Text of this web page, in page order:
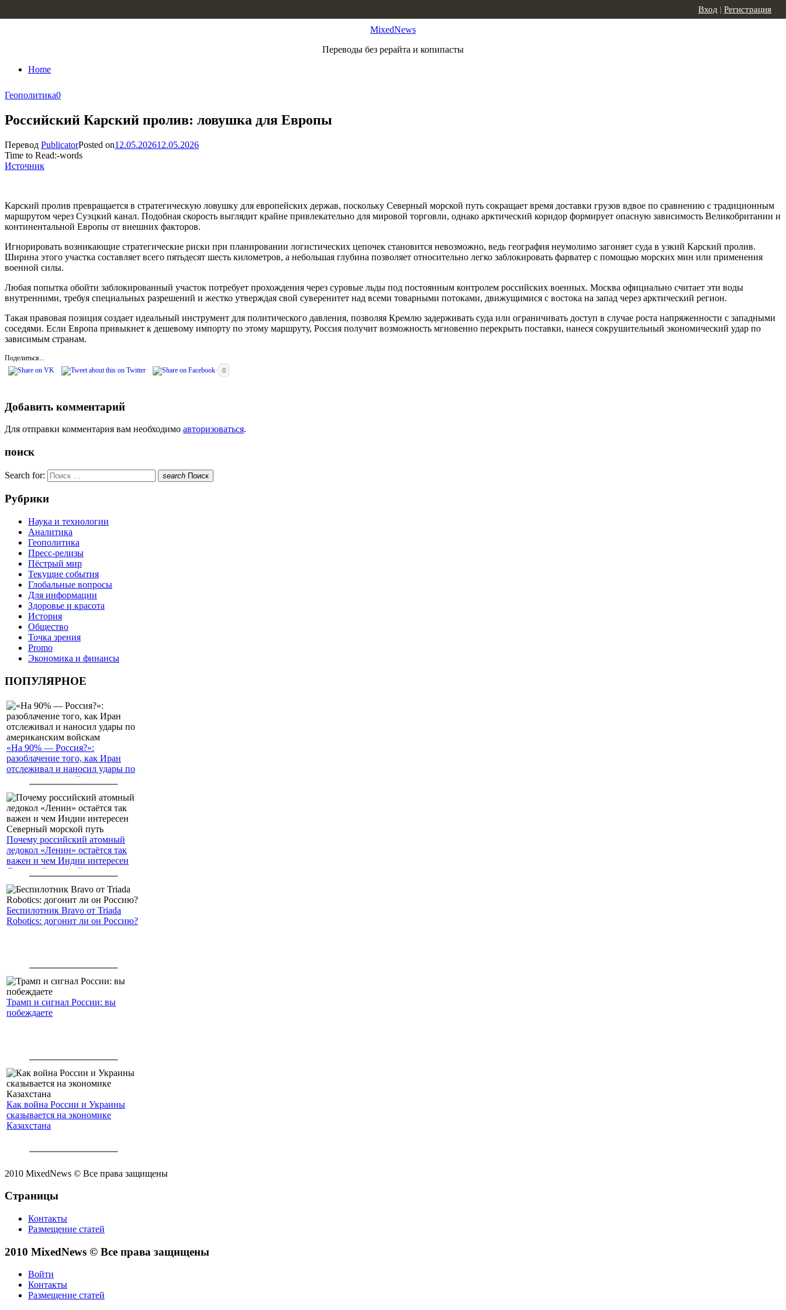
MixedNews
Переводы без рерайта и копипасты
Home
Вход | Регистрация
Геополитика0
Российский Карский пролив: ловушка для Европы
Перевод PublicatorPosted on12.05.202612.05.2026
Time to Read:-words
Источник
Карский пролив превращается в стратегическую ловушку для европейских держав, поскольку Северный морской путь сокращает время доставки грузов вдвое по сравнению с традиционным
маршрутом через Суэцкий канал. Подобная скорость выглядит крайне привлекательно для мировой торговли, однако арктический коридор формирует опасную зависимость Великобритании и
континентальной Европы от внешних факторов.
Игнорировать возникающие стратегические риски при планировании логистических цепочек становится невозможно, ведь география неумолимо загоняет суда в узкий Карский пролив.
Ширина этого участка составляет всего пятьдесят шесть километров, а небольшая глубина позволяет относительно легко заблокировать фарватер с помощью морских мин или применения
военной силы.
Любая попытка обойти заблокированный участок потребует прохождения через суровые льды под постоянным контролем российских военных. Москва официально считает эти воды
внутренними, требуя специальных разрешений и жестко утверждая свой суверенитет над всеми товарными потоками, движущимися с востока на запад через арктический регион.
Такая правовая позиция создает идеальный инструмент для политического давления, позволяя Кремлю задерживать суда или ограничивать доступ в случае роста напряженности с западными
соседями. Если Европа привыкнет к дешевому импорту по этому маршруту, Россия получит возможность мгновенно перекрыть поставки, нанеся сокрушительный экономический удар по
зависимым странам.
Поделиться...
0
Добавить комментарий
Для отправки комментария вам необходимо авторизоваться.
поиск
Search for: search Поиск
Рубрики
Наука и технологии
Аналитика
Геополитика
Пресс-релизы
Пёстрый мир
Текущие события
Глобальные вопросы
Для информации
Здоровье и красота
История
Общество
Точка зрения
Promo
Экономика и финансы
ПОПУЛЯРНОЕ
«На 90% — Россия?»:
разоблачение того, как Иран
отслеживал и наносил удары по
американским войскам
Почему российский атомный
ледокол «Ленин» остаётся так
важен и чем Индии интересен
Северный морской путь
Беспилотник Bravo от Triada
Robotics: догонит ли он Россию?
Трамп и сигнал России: вы
побеждаете
Как война России и Украины
сказывается на экономике
Казахстана
2010 MixedNews © Все права защищены
Страницы
Контакты
Размещение статей
2010 MixedNews © Все права защищены
Войти
Контакты
Размещение статей